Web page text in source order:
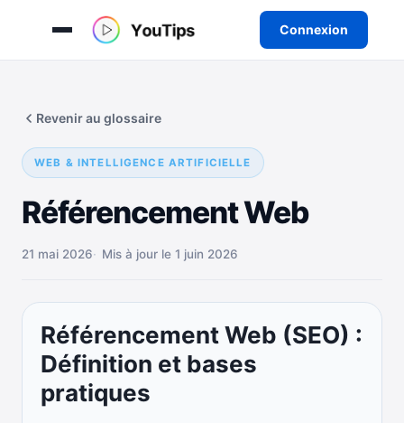
Connexion
contenu
WEB & INTELLIGENCE ARTIFICIELLE
Référencement Web
Revenir au glossaire
21 mai 2026 Mis à jour le 1 juin 2026
Référencement Web (SEO) :
Définition et bases
pratiques